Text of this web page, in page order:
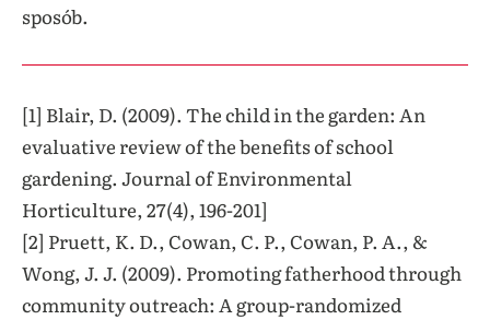
sposób.
[1] Blair, D. (2009). The child in the garden: An
evaluative review of the benefits of school
gardening. Journal of Environmental
Horticulture, 27(4), 196-201]
[2] Pruett, K. D., Cowan, C. P., Cowan, P. A., &
Wong, J. J. (2009). Promoting fatherhood through
community outreach: A group-randomized